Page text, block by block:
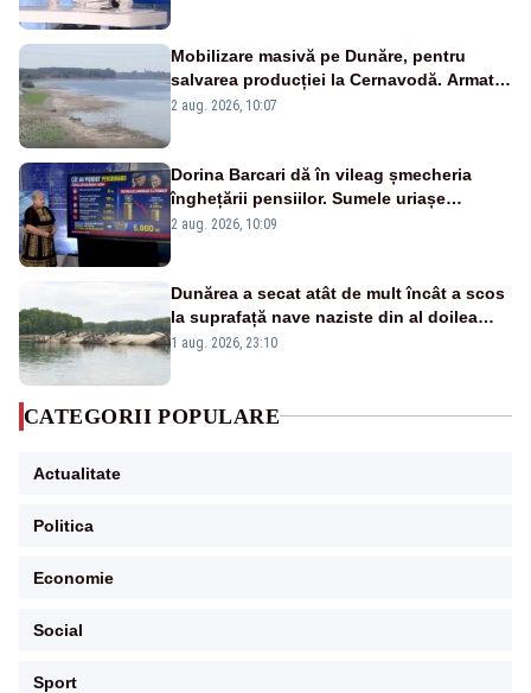
Mobilizare masivă pe Dunăre, pentru
salvarea producției la Cernavodă. Armata
va detona o stâncă și va devia apa
2 aug. 2026, 10:07
Dorina Barcari dă în vileag șmecheria
înghețării pensiilor. Sumele uriașe
pierdute de fiecare român
2 aug. 2026, 10:09
Dunărea a secat atât de mult încât a scos
la suprafață nave naziste din al doilea
război mondial
1 aug. 2026, 23:10
CATEGORII POPULARE
Actualitate
Politica
Economie
Social
Sport